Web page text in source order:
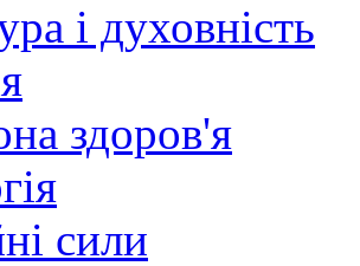
і духовність
здоров'я
сили